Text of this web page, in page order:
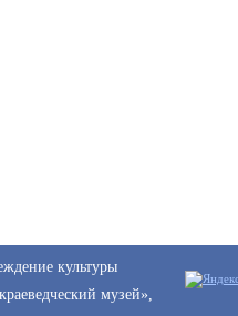
культуры
музей»,